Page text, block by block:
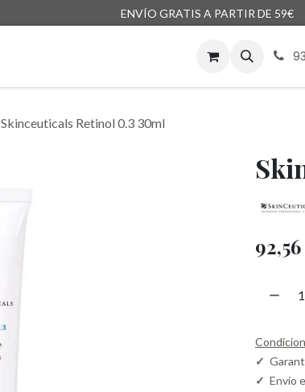
ENVÍO GRATIS A PARTIR DE 59€
Encargos
Skinceuticals Retinol 0.3 30ml
92,56
✓
✓ Envío